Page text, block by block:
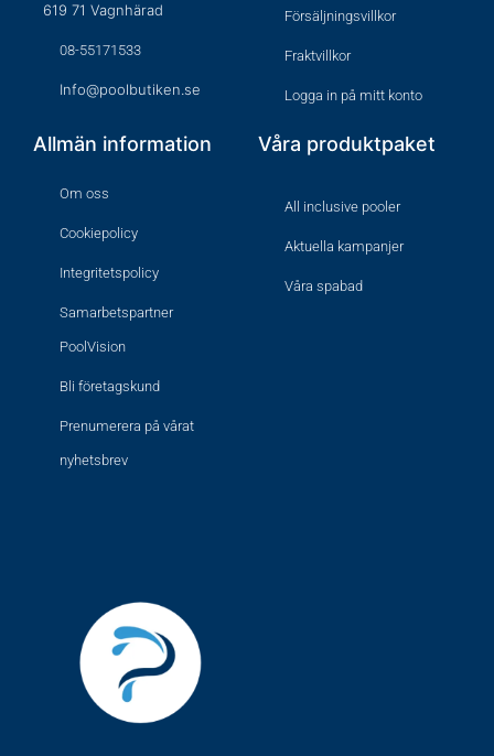
619 71 Vagnhärad
08-55171533
Info@poolbutiken.se
Försäljningsvillkor
Fraktvillkor
Logga in på mitt konto
Allmän information
Om oss
Cookiepolicy
Integritetspolicy
Samarbetspartner
PoolVision
Bli företagskund
Prenumerera på vårat
nyhetsbrev
Våra produktpaket
All inclusive pooler
Aktuella kampanjer
Våra spabad